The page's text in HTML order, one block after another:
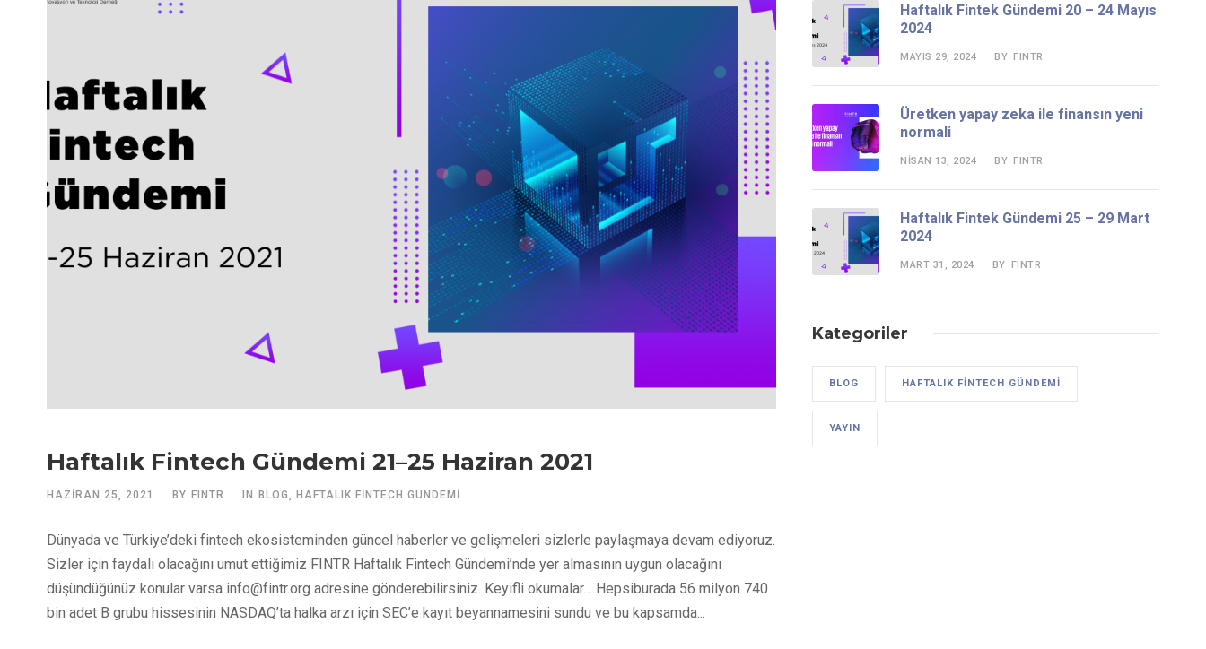
Haftalık Fintech Gündemi 21–25 Haziran 2021
HAZIRAN 25, 2021 BY FINTR IN BLOG HAFTALIK FINTECH GÜNDEMI
Dünyada ve Türkiye’deki fintech ekosisteminden güncel haberler ve gelişmeleri sizlerle paylaşmaya devam ediyoruz.
Sizler için faydalı olacağını umut ettiğimiz FINTR Haftalık Fintech Gündemi’nde yer almasının uygun olacağını
düşündüğünüz konular varsa info@fintr.org adresine gönderebilirsiniz. Keyifli okumalar… Hepsiburada 56 milyon 740
bin adet B grubu hissesinin NASDAQ’ta halka arzı için SEC’e kayıt beyannamesini sundu ve bu kapsamda...
Haftalık Fintek Gündemi 20 – 24 Mayıs
2024
MAYIS 29, 2024 BY FINTR
Üretken yapay zeka ile finansın yeni
normali
NISAN 13, 2024 BY FINTR
Haftalık Fintek Gündemi 25 – 29 Mart
2024
MART 31, 2024 BY FINTR
Kategoriler
BLOG HAFTALIK FINTECH GÜNDEMI
YAYIN